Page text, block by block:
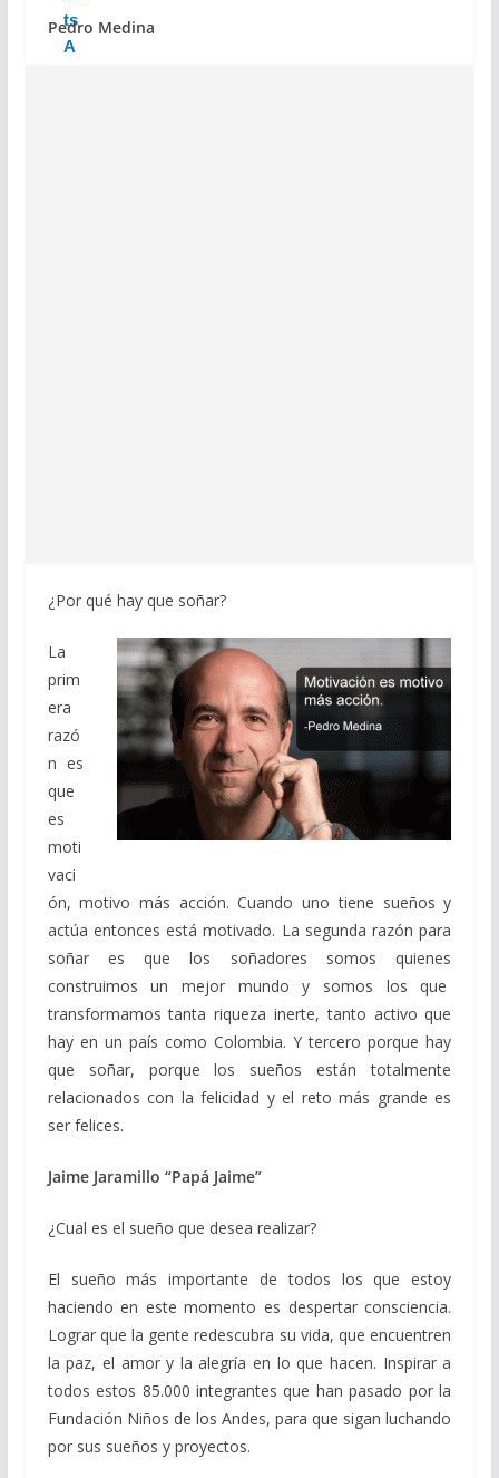
Pedro Medina
¿Por qué hay que soñar?
La
prim
era
razó
n es
que
es
moti
vaci
ón, motivo más acción. Cuando uno tiene sueños y
actúa entonces está motivado. La segunda razón para
soñar es que los soñadores somos quienes
construimos un mejor mundo y somos los que
transformamos tanta riqueza inerte, tanto activo que
hay en un país como Colombia. Y tercero porque hay
que soñar, porque los sueños están totalmente
relacionados con la felicidad y el reto más grande es
ser felices.
Jaime Jaramillo “Papá Jaime”
¿Cual es el sueño que desea realizar?
El sueño más importante de todos los que estoy
haciendo en este momento es despertar consciencia.
Lograr que la gente redescubra su vida, que encuentren
la paz, el amor y la alegría en lo que hacen. Inspirar a
todos estos 85.000 integrantes que han pasado por la
Fundación Niños de los Andes, para que sigan luchando
por sus sueños y proyectos.